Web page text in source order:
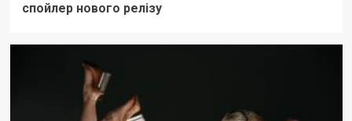
спойлер нового релізу